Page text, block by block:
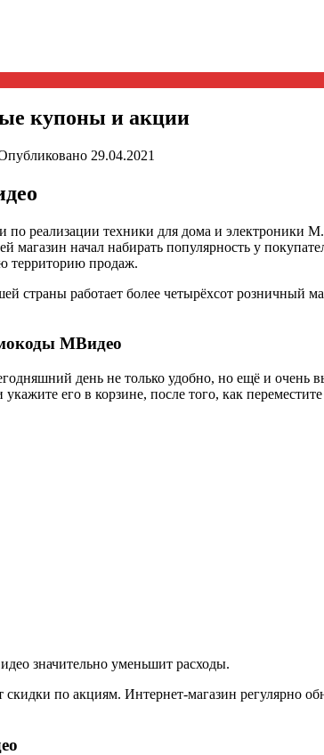
купоны и акции
29.04.2021
по реализации техники для дома и электроники
магазин начал набирать популярность у
территорию продаж.
страны работает более четырёхсот
МВидео
день не только удобно, но ещё и
его в корзине, после того, как
значительно уменьшит расходы.
по акциям. Интернет-магазин регулярно